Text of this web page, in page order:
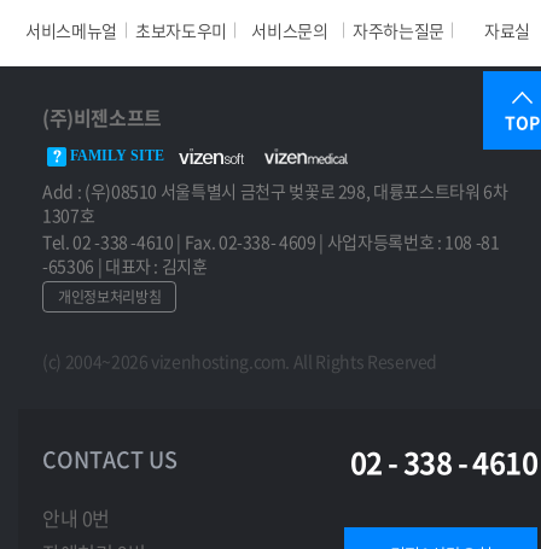
서비스메뉴얼 초보자도우미 서비스문의 자주하는질문 자료실
TOP
(주)비젠소프트
FAMILY SITE
Add : (우)08510 서울특별시 금천구 벚꽃로 298, 대륭포스트타워 6차
1307호
Tel. 02 -338 -4610 | Fax. 02-338- 4609 | 사업자등록번호 : 108 -81
-65306 | 대표자 : 김지훈
개인정보처리방침
(c) 2004~2026 vizenhosting.com. All Rights Reserved
CONTACT US 02 - 338 - 4610
안내 0번